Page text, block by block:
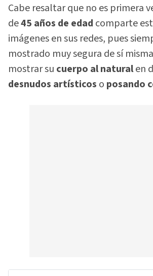
Cabe resaltar que no es primera
de45 años de edad comparte
imágenes en sus redes, pues
mostrado muy segura de sí
mostrar su cuerpo al naturalen
desnudos artísticos o posando